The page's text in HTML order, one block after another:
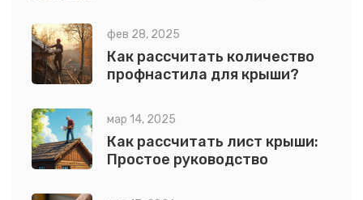
фев 28, 2025
Как рассчитать количество
профнастила для крыши?
мар 14, 2025
Как рассчитать лист крыши:
Простое руководство